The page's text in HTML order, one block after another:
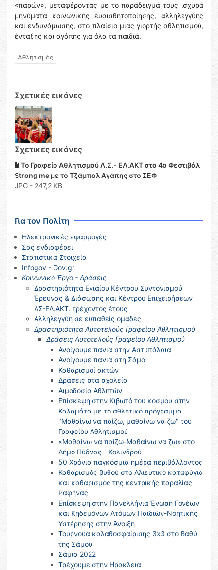
«παρών», μεταφέροντας με το παράδειγμά τους ισχυρά
μηνύματα κοινωνικής ευαισθητοποίησης, αλληλεγγύης
και ενδυνάμωσης, στο πλαίσιο μιας γιορτής αθλητισμού,
ένταξης και αγάπης για όλα τα παιδιά.
Αθλητισμός
Σχετικές εικόνες
Σχετικες εικόνες
Το Γραφείο Αθλητισμού Λ.Σ.- ΕΛ.ΑΚΤ στο 4ο Φεστιβάλ
Strong me με το Τζάμπολ Αγάπης στο ΣΕΦ
JPG - 247,2 KB
Για τον Πολίτη
Ηλεκτρονικές εφαρμογές
Σας ενδιαφέρει
Στατιστικά Στοιχεία
Infogov - Gov.gr
Κοινωνικό Έργο - Δράσεις
Δραστηριότητα Ενιαίου Κέντρου Συντονισμού
Έρευνας & Διάσωσης και Κέντρου Επιχειρήσεων
ΛΣ-ΕΛ.ΑΚΤ. τρέχοντος έτους
Αλληλεγγύη σε ευπαθείς ομάδες
Δραστηριότητα Αυτοτελούς Γραφείου Αθλητισμού
Δράσεις Αυτοτελούς Γραφείου Αθλητισμού
Ανοίγουμε πανιά στην Αστυπάλαια
Ανοίγουμε πανιά στη Σάμο
Καθαρισμοί ακτών
Δράσεις στα σχολεία
Αιμοδοσία Αθλητών
Επίσκεψη στην Κιβωτό του κόσμου στην
Καλαμάτα με το αθλητικό πρόγραμμα
"Μαθαίνω να παίζω, μαθαίνω να ζω" του
Γραφείου Αθλητισμού
«Μαθαίνω να παίζω-Μαθαίνω να ζω» στο
Δήμο Πύδνας - Κολινδρού
50 Χρόνια παγκόσμια ημέρα περιβάλλοντος
Καθαρισμός βυθού στο Αλιευτικό καταφύγιο
και καθαρισμός της κεντρικής παραλίας
Ραφήνας
Επίσκεψη στην Πανελλήνια Ένωση Γονέων
και Κηδεμόνων Ατόμων Παιδιών-Νοητικής
Υστέρησης στην Άνοιξη
Τουρνουά καλαθοσφαίρισης 3x3 στο Βαθύ
της Σάμου
Σάμια 2022
Τρέχουμε στην Ηρακλειά